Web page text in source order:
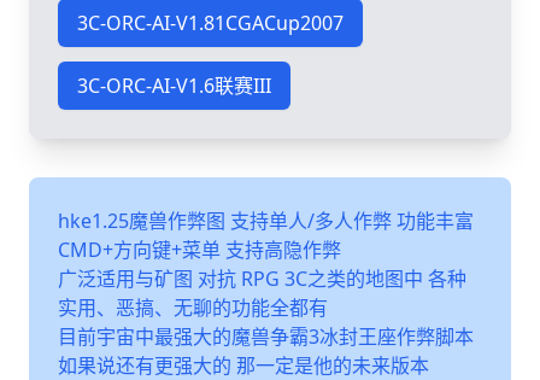
3C-ORC-AI-V1.81CGACup2007
3C-ORC-AI-V1.6联赛III
hke1.25魔兽作弊图 支持单人/多人作弊 功能丰富
CMD+方向键+菜单 支持高隐作弊
广泛适用与矿图 对抗 RPG 3C之类的地图中 各种
实用、恶搞、无聊的功能全都有
目前宇宙中最强大的魔兽争霸3冰封王座作弊脚本
如果说还有更强大的 那一定是他的未来版本